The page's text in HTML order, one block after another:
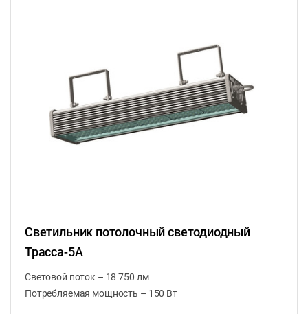
Светильник потолочный светодиодный
Трасса-5А
Световой поток – 18 750 лм
Потребляемая мощность – 150 Вт